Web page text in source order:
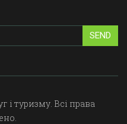
SEND
і туризму. Всі права